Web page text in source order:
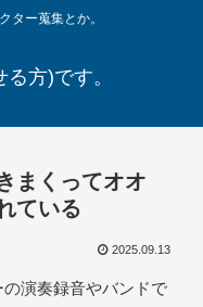
ター蒐集とか。
方)です。
まくってオオ
ている
2025.09.13
演奏録音やバンドで